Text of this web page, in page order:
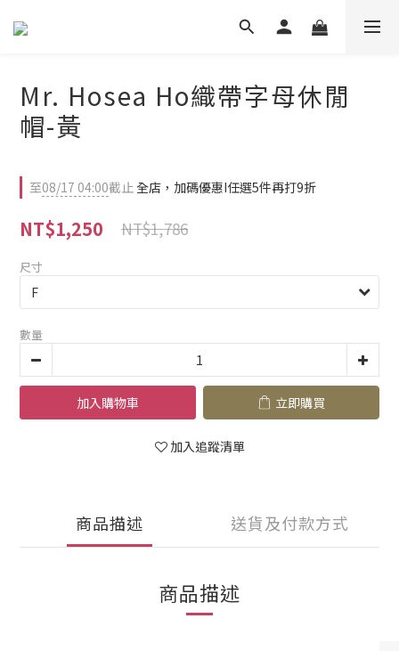
Mr. Hosea Ho織帶字母休閒
帽-黃
至08/17 04:00截止全店，加碼優惠I任選5件再打9折
NT$1,250 NT$1,786
尺寸
數量
加入購物車 立即購買
加入追蹤清單
商品描述 送貨及付款方式
商品描述